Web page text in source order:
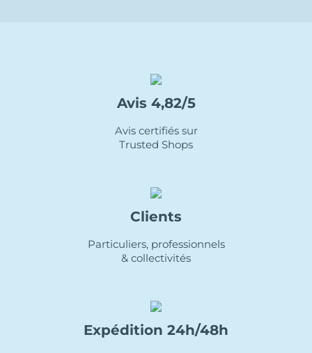
Avis 4,82/5
Avis certifiés sur
Trusted Shops
Clients
Particuliers, professionnels
& collectivités
Expédition 24h/48h